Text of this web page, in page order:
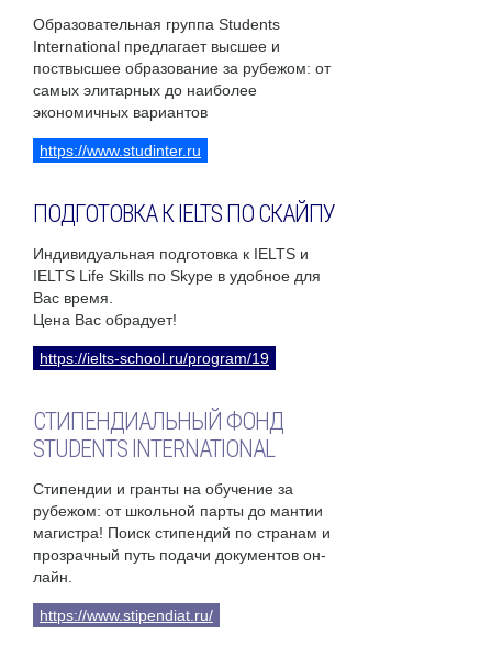
Образовательная группа Students
International предлагает высшее и
поствысшее образование за рубежом: от
самых элитарных до наиболее
экономичных вариантов
https://www.studinter.ru
ПОДГОТОВКА К IELTS ПО СКАЙПУ
Индивидуальная подготовка к IELTS и
IELTS Life Skills по Skype в удобное для
Вас время.
Цена Вас обрадует!
https://ielts-school.ru/program/19
СТИПЕНДИАЛЬНЫЙ ФОНД
STUDENTS INTERNATIONAL
Стипендии и гранты на обучение за
рубежом: от школьной парты до мантии
магистра! Поиск стипендий по странам и
прозрачный путь подачи документов он-
лайн.
https://www.stipendiat.ru/